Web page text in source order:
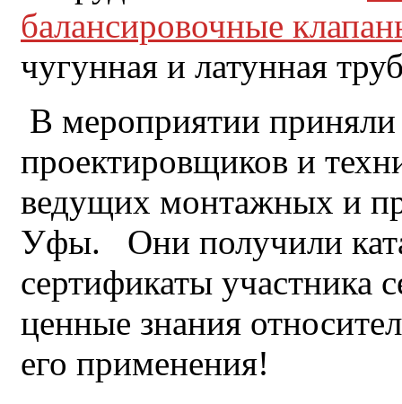
балансировочные
чугунная и латунная
В мероприятии приняли
проектировщиков и
ведущих монтажных и
Уфы. Они получили
сертификаты
ценные знания
его применения!